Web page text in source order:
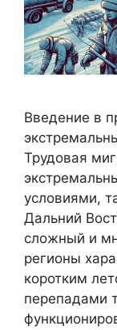
Введение в
Трудовая
условиями,
Дальний
сложный и
регионы
коротким
перепадами